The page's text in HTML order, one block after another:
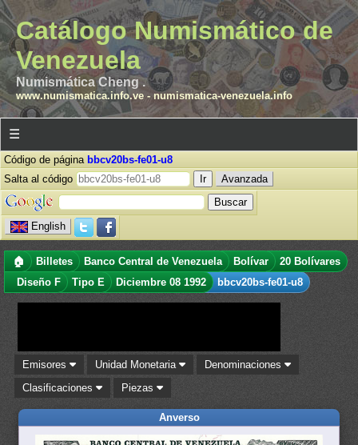
Catálogo Numismático de
Venezuela
Numismática Cheng .
www.numismatica.info.ve- numismatica-venezuela.info
☰
Código de página bbcv20bs-fe01-u8
Salta al código
Avanzada
English
🏠 Billetes Banco Central de Venezuela Bolívar
20 Bolívares
Diseño F
Tipo E Diciembre 08 1992 bbcv20bs-fe01-u8
Emisores Unidad Monetaria
Denominaciones
Clasificaciones
Piezas
Anverso